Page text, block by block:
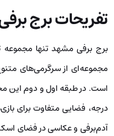
تفریحات برج
برج برفی مشهد تنها
مجموعه‌ای از سرگرمی‌های
درجه، فضایی متفاوت برای
آدم‌برفی و عکاسی در فضای